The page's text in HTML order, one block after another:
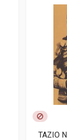
TAZIO